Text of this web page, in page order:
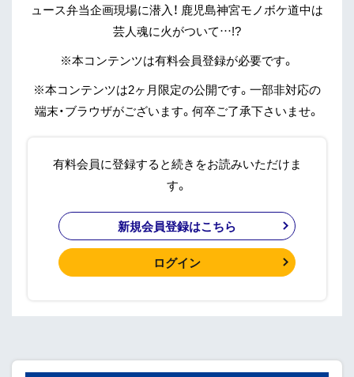
ュース弁当企画現場に潜入！ 鹿児島神宮モノボケ道中は
芸人魂に火がついて…!?
※本コンテンツは有料会員登録が必要です。
※本コンテンツは2ヶ月限定の公開です。一部非対応の
端末・ブラウザがございます。何卒ご了承下さいませ。
有料会員に登録すると続きをお読みいただけま
す。
新規会員登録はこちら
ログイン